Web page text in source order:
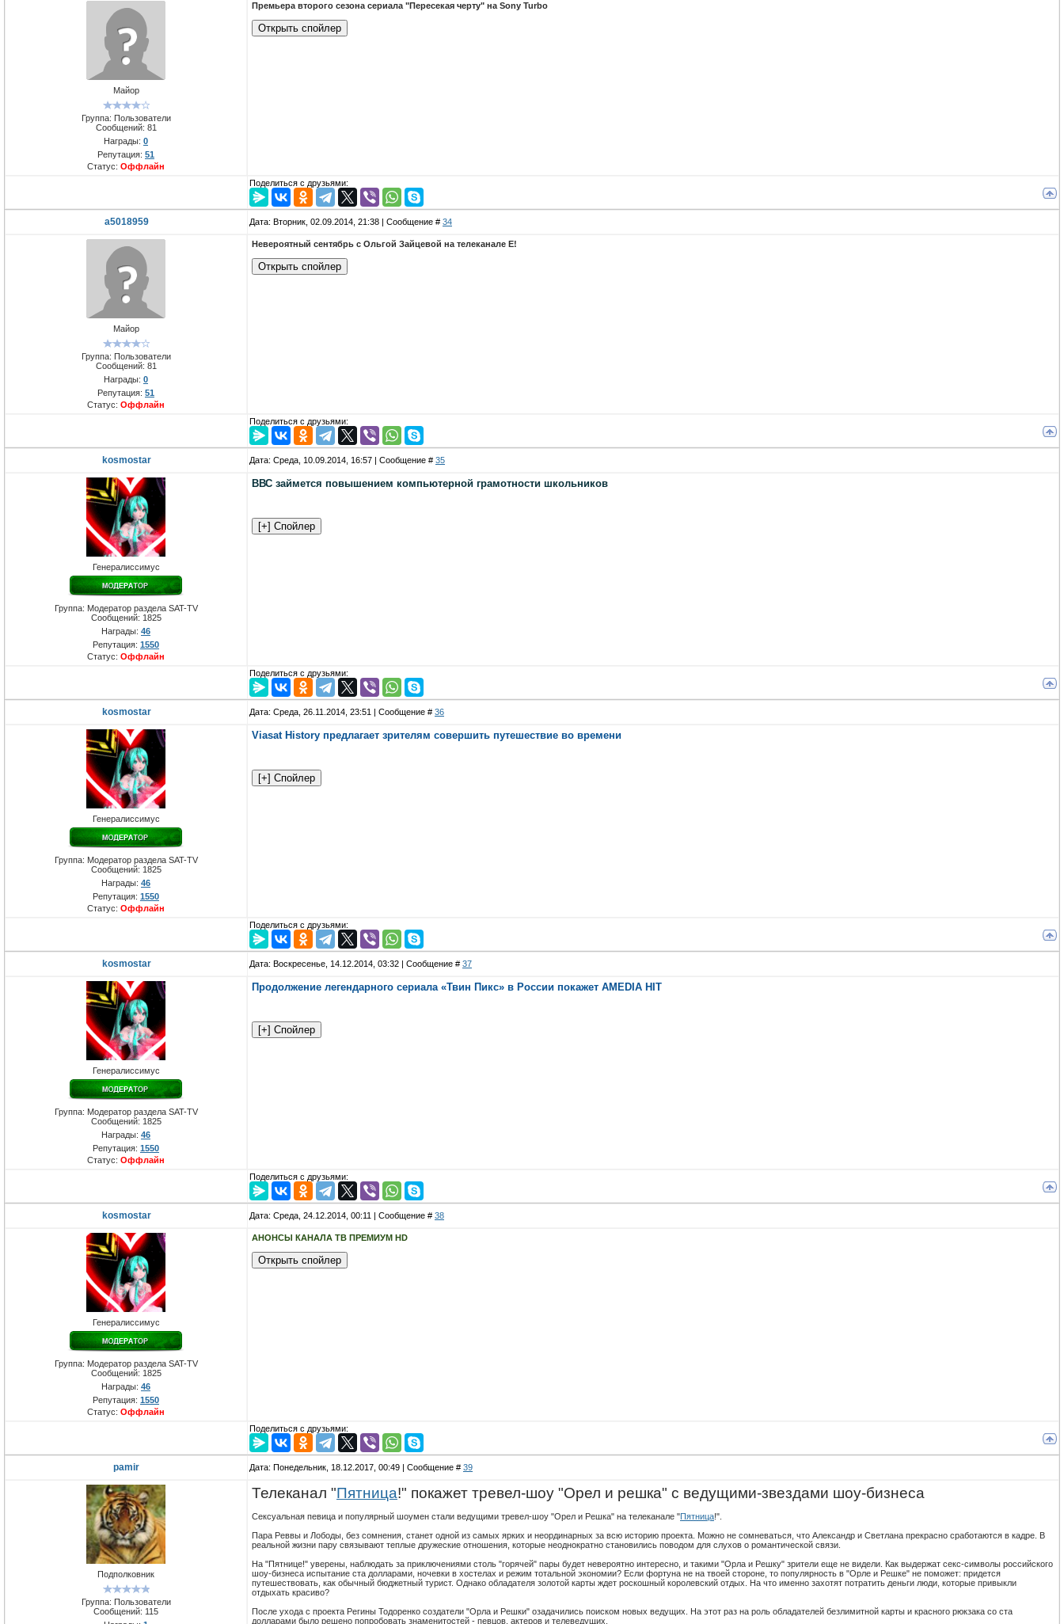
Майор
Группа: Пользователи
Сообщений: 81
Награды: 0
Репутация: 51
Статус: Оффлайн
Премьера второго сезона сериала "Пересекая черту" на Sony Turbo
Поделиться с друзьями:
a5018959 Дата: Вторник, 02.09.2014, 21:38 | Сообщение # 34
Майор
Группа: Пользователи
Сообщений: 81
Награды: 0
Репутация: 51
Статус: Оффлайн
Невероятный сентябрь с Ольгой Зайцевой на телеканале Е!
Поделиться с друзьями:
kosmostar Дата: Среда, 10.09.2014, 16:57 | Сообщение # 35
Генералиссимус
Группа: Модератор раздела SAT-TV
Сообщений: 1825
Награды: 46
Репутация: 1550
Статус: Оффлайн
ВВС займется повышением компьютерной грамотности школьников
Поделиться с друзьями:
kosmostar Дата: Среда, 26.11.2014, 23:51 | Сообщение # 36
Генералиссимус
Группа: Модератор раздела SAT-TV
Сообщений: 1825
Награды: 46
Репутация: 1550
Статус: Оффлайн
Viasat History предлагает зрителям совершить путешествие во времени
Поделиться с друзьями:
kosmostar Дата: Воскресенье, 14.12.2014, 03:32 | Сообщение # 37
Генералиссимус
Группа: Модератор раздела SAT-TV
Сообщений: 1825
Награды: 46
Репутация: 1550
Статус: Оффлайн
Продолжение легендарного сериала «Твин Пикс» в России покажет AMEDIA HIT
Поделиться с друзьями:
kosmostar Дата: Среда, 24.12.2014, 00:11 | Сообщение # 38
Генералиссимус
Группа: Модератор раздела SAT-TV
Сообщений: 1825
Награды: 46
Репутация: 1550
Статус: Оффлайн
АНОНСЫ КАНАЛА ТВ ПРЕМИУМ HD
Поделиться с друзьями:
pamir Дата: Понедельник, 18.12.2017, 00:49 | Сообщение # 39
Подполковник
Группа: Пользователи
Сообщений: 115
Телеканал "Пятница!" покажет тревел-шоу "Орел и решка" с ведущими-звездами шоу-бизнеса
Сексуальная певица и популярный шоумен стали ведущими тревел-шоу "Орел и Решка" на телеканале "Пятница!".
Пара Реввы и Лободы, без сомнения, станет одной из самых ярких и неординарных за всю историю проекта. Можно не сомневаться, что Александр и Светлана прекрасно сработаются в кадре. В
реальной жизни пару связывают теплые дружеские отношения, которые неоднократно становились поводом для слухов о романтической связи.
На "Пятнице!" уверены, наблюдать за приключениями столь "горячей" пары будет невероятно интересно, и такими "Орла и Решку" зрители еще не видели. Как выдержат секс-символы российского
шоу-бизнеса испытание ста долларами, ночевки в хостелах и режим тотальной экономии? Если фортуна не на твоей стороне, то популярность в "Орле и Решке" не поможет: придется
путешествовать, как обычный бюджетный турист. Однако обладателя золотой карты ждет роскошный королевский отдых. На что именно захотят потратить деньги люди, которые привыкли
отдыхать красиво?
После ухода с проекта Регины Тодоренко создатели "Орла и Решки" озадачились поиском новых ведущих. На этот раз на роль обладателей безлимитной карты и красного рюкзака со ста
долларами было решено попробовать знаменитостей - певцов, актеров и телеведущих.